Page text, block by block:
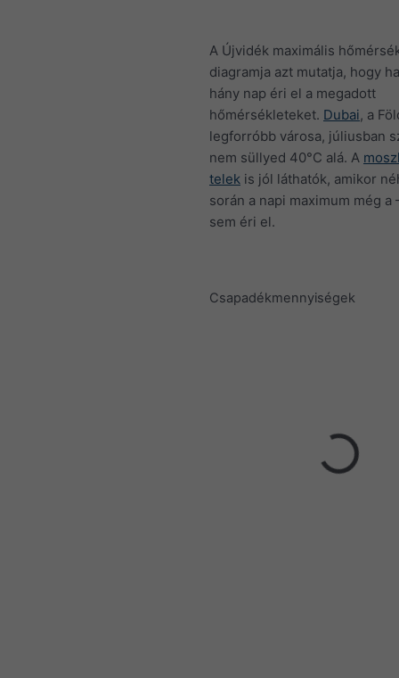
A Újvidék maximális
diagramja azt mutatja, hogy
hány nap éri el a megadott
hőmérsékleteket. Dubai, a
legforróbb városa, júliusban
nem süllyed 40°C alá. A
telek is jól láthatók, amikor
során a napi maximum még a
sem éri el.
Csapadékmennyiségek